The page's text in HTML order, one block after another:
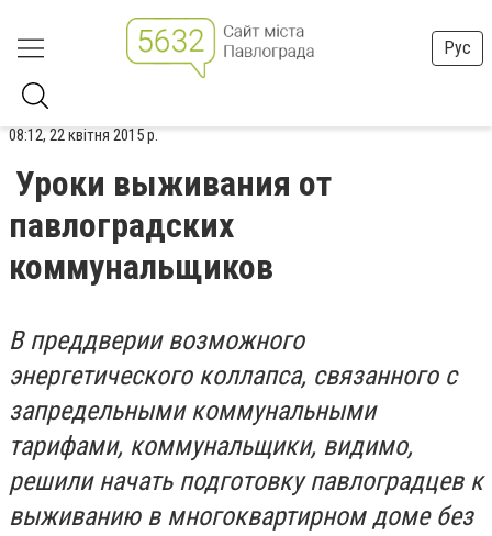
Рус
08:12, 22 квітня 2015 р.
Уроки выживания от
павлоградских
коммунальщиков
В преддверии возможного
энергетического коллапса, связанного с
запредельными коммунальными
тарифами, коммунальщики, видимо,
решили начать подготовку павлоградцев к
выживанию в многоквартирном доме без